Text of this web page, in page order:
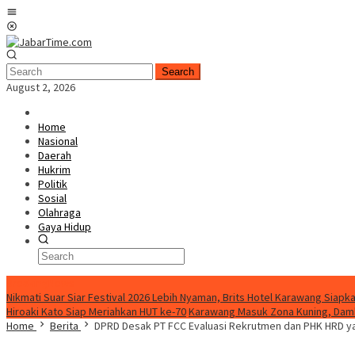
Skip
to
content
Search
August 2, 2026
Home
Nasional
Daerah
Hukrim
Politik
Sosial
Olahraga
Gaya Hidup
Nikmati Suar Siar Festival 2026 Lebih Nyaman, Brits Hotel Karawang
Hiroaki Kato Siap Meriahkan HUT ke-70Karawang Masuk Zona Kuning,
Home
Berita DPRD Desak PT FCC Evaluasi Rekrutmen dan PHK